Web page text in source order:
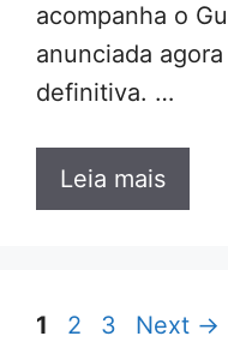
acompanha o
anunciada
definitiva. …
Leia mais
Page
1 Page
2 Page
3 Next →